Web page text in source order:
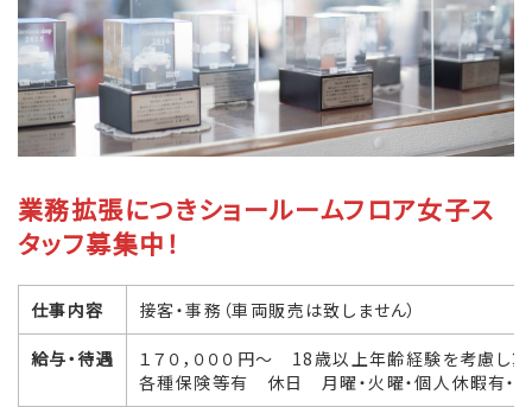
業務拡張につきショールームフロア女子ス
タッフ募集中！
仕事内容 接客・事務（車両販売は致しません）
給与・待遇
１７０，０００円～ 18歳以上年齢経験を考慮し
各種保険等有 休日 月曜・火曜・個人休暇有・